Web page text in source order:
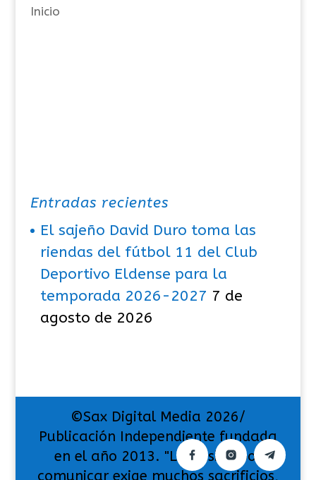
s
Inicio
Entradas recientes
El sajeño David Duro toma las
riendas del fútbol 11 del Club
Deportivo Eldense para la
temporada 2026-2027 7 de
agosto de 2026
©Sax Digital Media 2026/
Publicación Independiente fundada
en el año 2013. "La pasión por
comunicar exige muchos sacrificios,